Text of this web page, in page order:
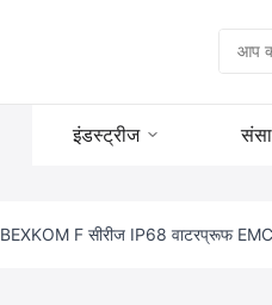
इंडस्ट्रीज
BEXKOM F सीरीज IP68 वाटरप्रूफ